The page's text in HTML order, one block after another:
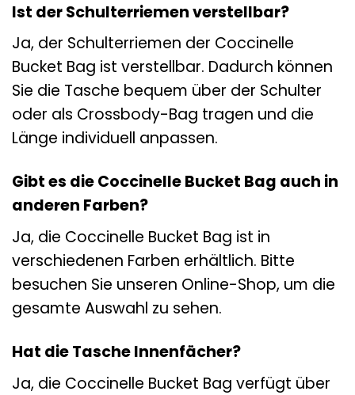
Ist der Schulterriemen verstellbar?
Ja, der Schulterriemen der Coccinelle
Bucket Bag ist verstellbar. Dadurch können
Sie die Tasche bequem über der Schulter
oder als Crossbody-Bag tragen und die
Länge individuell anpassen.
Gibt es die Coccinelle Bucket Bag auch in
anderen Farben?
Ja, die Coccinelle Bucket Bag ist in
verschiedenen Farben erhältlich. Bitte
besuchen Sie unseren Online-Shop, um die
gesamte Auswahl zu sehen.
Hat die Tasche Innenfächer?
Ja, die Coccinelle Bucket Bag verfügt über